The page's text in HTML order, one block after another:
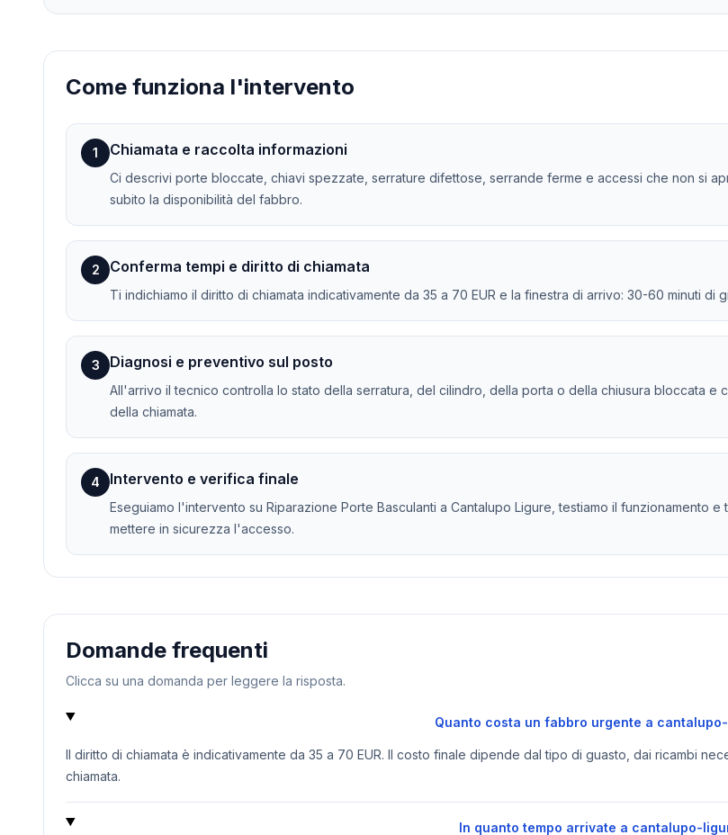
Come funziona l'intervento
1 Chiamata e raccolta informazioni
Ci descrivi porte bloccate, chiavi spezzate, serrature difettose, serrande ferme e accessi che non si
subito la disponibilità del fabbro.
2 Conferma tempi e diritto di chiamata
Ti indichiamo il diritto di chiamata indicativamente da 35 a 70 EUR e la finestra di arrivo: 30-60 minuti
3 Diagnosi e preventivo sul posto
All'arrivo il tecnico controlla lo stato della serratura, del cilindro, della porta o della chiusura bloccata e
della chiamata.
4 Intervento e verifica finale
Eseguiamo l'intervento su Riparazione Porte Basculanti a Cantalupo Ligure, testiamo il funzionamento
mettere in sicurezza l'accesso.
Domande frequenti
Clicca su una domanda per leggere la risposta.
Quanto costa un fabbro urgente a
Il diritto di chiamata è indicativamente da 35 a 70 EUR. Il costo finale dipende dal tipo di guasto, dai ricambi
chiamata.
In quanto tempo arrivate a cantalupo-